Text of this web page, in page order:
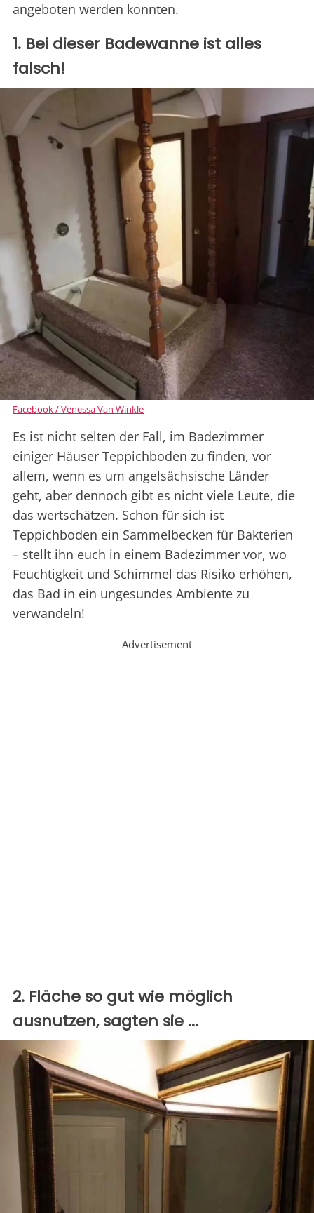
angeboten werden konnten.
1. Bei dieser Badewanne ist alles
falsch!
Facebook / Venessa Van Winkle
Es ist nicht selten der Fall, im Badezimmer
einiger Häuser Teppichboden zu finden, vor
allem, wenn es um angelsächsische Länder
geht, aber dennoch gibt es nicht viele Leute, die
das wertschätzen. Schon für sich ist
Teppichboden ein Sammelbecken für Bakterien
– stellt ihn euch in einem Badezimmer vor, wo
Feuchtigkeit und Schimmel das Risiko erhöhen,
das Bad in ein ungesundes Ambiente zu
verwandeln!
Advertisement
2. Fläche so gut wie möglich
ausnutzen, sagten sie ...